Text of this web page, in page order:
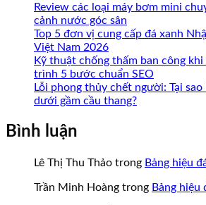
Review các loại máy bơm mini
cảnh nước góc sân
Top 5 đơn vị cung cấp đá xanh
Việt Nam 2026
Kỹ thuật chống thấm ban công
trình 5 bước chuẩn SEO
Lỗi phong thủy chết người: Tại
dưới gầm cầu thang?
Bình luận
Lê Thị Thu Thảo trong Bảng hiệu
Trần Minh Hoàng trong Bảng hiệu